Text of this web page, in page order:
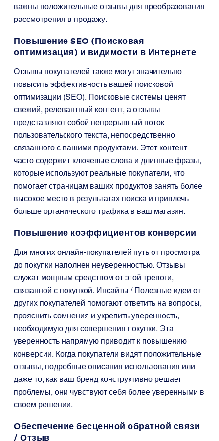
важны положительные отзывы для преобразования
рассмотрения в продажу.
Повышение SEO (Поисковая
оптимизация) и видимости в Интернете
Отзывы покупателей также могут значительно
повысить эффективность вашей поисковой
оптимизации (SEO). Поисковые системы ценят
свежий, релевантный контент, а отзывы
представляют собой непрерывный поток
пользовательского текста, непосредственно
связанного с вашими продуктами. Этот контент
часто содержит ключевые слова и длинные фразы,
которые используют реальные покупатели, что
помогает страницам ваших продуктов занять более
высокое место в результатах поиска и привлечь
больше органического трафика в ваш магазин.
Повышение коэффициентов конверсии
Для многих онлайн-покупателей путь от просмотра
до покупки наполнен неуверенностью. Отзывы
служат мощным средством от этой тревоги,
связанной с покупкой. Инсайты / Полезные идеи от
других покупателей помогают ответить на вопросы,
прояснить сомнения и укрепить уверенность,
необходимую для совершения покупки. Эта
уверенность напрямую приводит к повышению
конверсии. Когда покупатели видят положительные
отзывы, подробные описания использования или
даже то, как ваш бренд конструктивно решает
проблемы, они чувствуют себя более уверенными в
своем решении.
Обеспечение бесценной обратной связи
/ Отзыв